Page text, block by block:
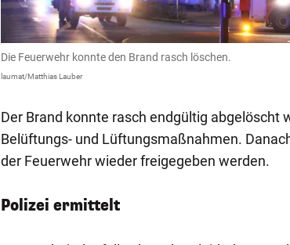
Die Feuerwehr konnte den Brand rasch löschen.
laumat/Matthias Lauber
Der Brand konnte rasch endgültig abgelöscht
Belüftungs- und Lüftungsmaßnahmen.
der Feuerwehr wieder freigegeben werden.
Polizei ermittelt